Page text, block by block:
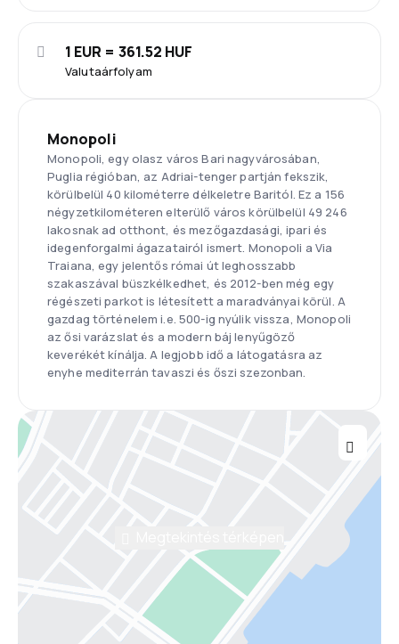
Valutaárfolyam
1 EUR = 361.52 HUF
Monopoli
Monopoli, egy olasz város Bari nagyvárosában,
Puglia régióban, az Adriai-tenger partján fekszik,
körülbelül 40 kilométerre délkeletre Baritól. Ez a 156
négyzetkilométeren elterülő város körülbelül 49 246
lakosnak ad otthont, és mezőgazdasági, ipari és
idegenforgalmi ágazatairól ismert. Monopoli a Via
Traiana, egy jelentős római út leghosszabb
szakaszával büszkélkedhet, és 2012-ben még egy
régészeti parkot is létesített a maradványai körül. A
gazdag történelem i.e. 500-ig nyúlik vissza, Monopoli
az ősi varázslat és a modern báj lenyűgöző
keverékét kínálja. A legjobb idő a látogatásra az
enyhe mediterrán tavaszi és őszi szezonban.